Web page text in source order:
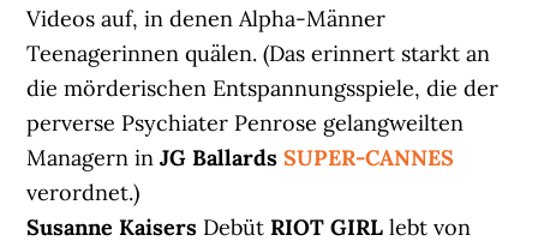
Videos auf, in denen Alpha-Männer
Teenagerinnen quälen. (Das erinnert starkt an
die mörderischen Entspannungsspiele, die der
perverse Psychiater Penrose gelangweilten
Managern inJG BallardsSUPER-CANNES
verordnet.)
Susanne Kaisers DebütRIOT GIRL lebt von